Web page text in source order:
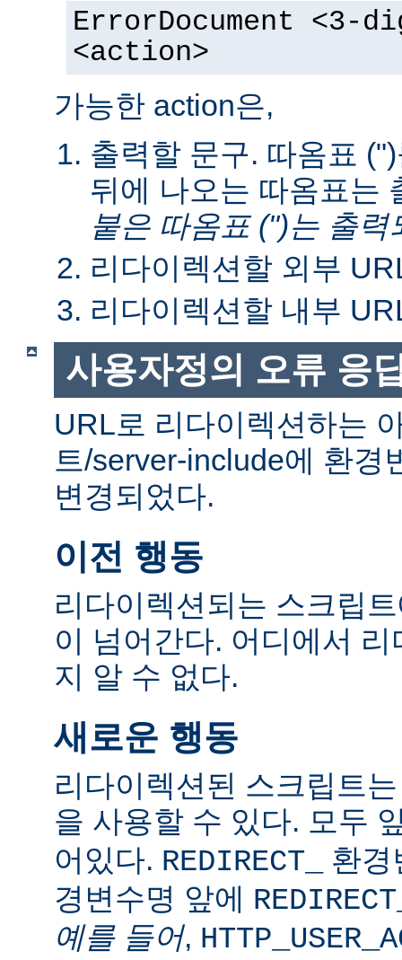
ErrorDocument <3-
<action>
가능한 action은,
출력할 문구. 따옴표
뒤에 나오는 따옴표는
붙은 따옴표 (")는 출력
리다이렉션할 외부
리다이렉션할 내부
사용자정의 오류 응
URL로 리다이렉션하는
트/server-include에 환경
변경되었다.
이전 행동
리다이렉션되는 스크립
이 넘어간다. 어디에서
지 알 수 없다.
새로운 행동
리다이렉션된 스크립트
을 사용할 수 있다. 모두
어있다. REDIRECT_
환경
경변수명 앞에
예를 들어,